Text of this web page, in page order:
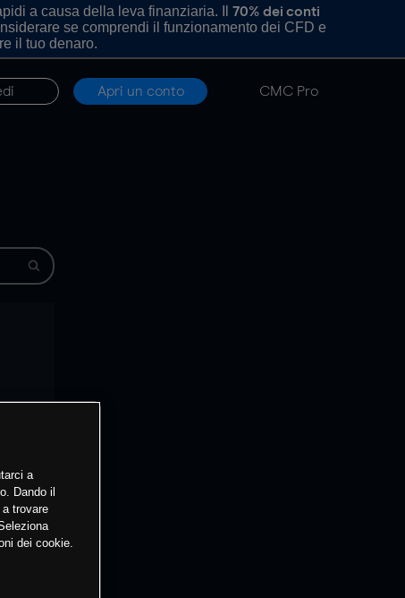
a causa della leva finanziaria. Il 70% dei conti
se comprendi il funzionamento dei CFD e
il tuo denaro.
Apri un conto CMC Pro
a
Dando il
trovare
dei cookie.